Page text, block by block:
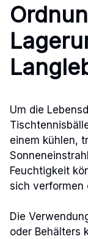
Um die
einem kühlen,
Feuchtigkeit
sich verformen
Die
oder Behälters